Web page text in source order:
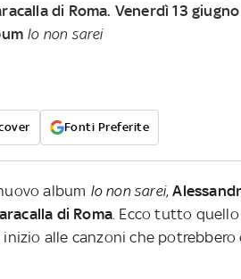
di Roma. Venerdì 13
Io non sarei
Fonti Preferite
album Io non sarei,
di Roma . Ecco tutto
alle canzoni che potrebbero